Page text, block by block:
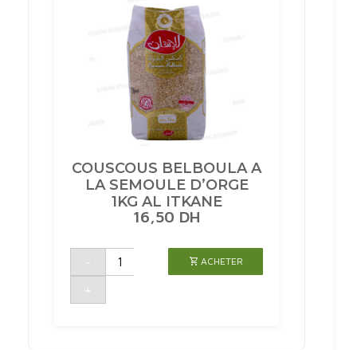
COUSCOUS BELBOULA A
LA SEMOULE D’ORGE
1KG AL ITKANE
16,50 DH
-
quantité
COUSCOUS
LA
+
ACHETER